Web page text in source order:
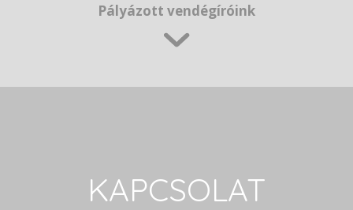
Pályázott vendégíróink
KAPCSOLAT